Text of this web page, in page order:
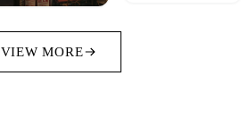
VIEW MORE